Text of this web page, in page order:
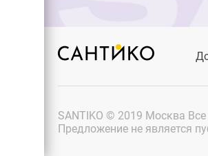
SANTIKO © 2019 Москва
Предложение не является